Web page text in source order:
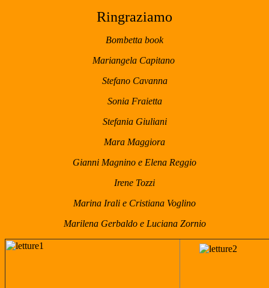
Ringraziamo
Bombetta book
Mariangela Capitano
Stefano Cavanna
Sonia Fraietta
Stefania Giuliani
Mara Maggiora
Gianni Magnino e Elena Reggio
Irene Tozzi
Marina Irali e Cristiana Voglino
Marilena Gerbaldo e Luciana Zornio